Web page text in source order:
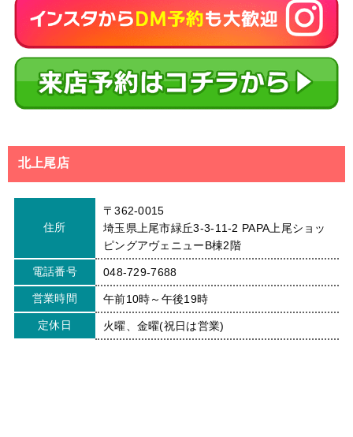
北上尾店
住所
〒362-0015
埼玉県上尾市緑丘3-3-11-2 PAPA上尾ショッ
ピングアヴェニューB棟2階
電話番号 048-729-7688
営業時間 午前10時～午後19時
定休日 火曜、金曜(祝日は営業)